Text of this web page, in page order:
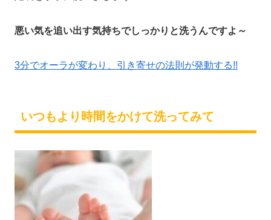
悪い気を追い出す気持ちでしっかりと洗うんですよ～
3分でオーラが変わり、引き寄せの法則が発動する!!
いつもより時間をかけて洗ってみて